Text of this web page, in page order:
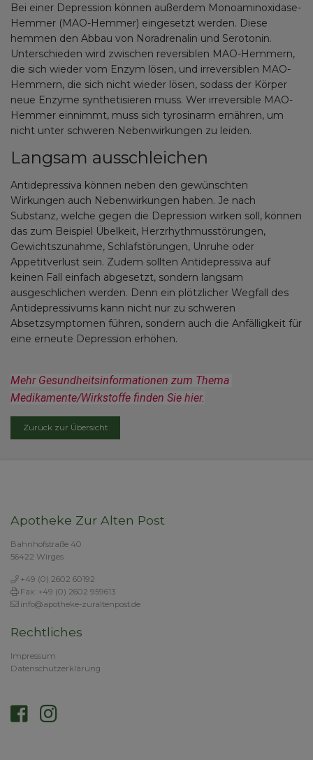
Zurück zur Übersicht
Bei einer Depression können außerdem Monoaminoxidase-
Hemmer (MAO-Hemmer) eingesetzt werden. Diese
hemmen den Abbau von Noradrenalin und Serotonin.
Unterschieden wird zwischen reversiblen MAO-Hemmern,
die sich wieder vom Enzym lösen, und irreversiblen MAO-
Hemmern, die sich nicht wieder lösen, sodass der Körper
neue Enzyme synthetisieren muss. Wer irreversible MAO-
Hemmer einnimmt, muss sich tyrosinarm ernähren, um
nicht unter schweren Nebenwirkungen zu leiden.
Langsam ausschleichen
Antidepressiva können neben den gewünschten
Wirkungen auch Nebenwirkungen haben. Je nach
Substanz, welche gegen die Depression wirken soll, können
das zum Beispiel Übelkeit, Herzrhythmusstörungen,
Gewichtszunahme, Schlafstörungen, Unruhe oder
Appetitverlust sein. Zudem sollten Antidepressiva auf
keinen Fall einfach abgesetzt, sondern langsam
ausgeschlichen werden. Denn ein plötzlicher Wegfall des
Antidepressivums kann nicht nur zu schweren
Absetzsymptomen führen, sondern auch die Anfälligkeit für
eine erneute Depression erhöhen.
Mehr Gesundheitsinformationen zum Thema
Medikamente/Wirkstoffe finden Sie hier.
Apotheke Zur Alten Post
Bahnhofstraße 40
56422 Wirges
+49 (0) 2602 60192
Fax: +49 (0) 2602 959613
info@apotheke-zuraltenpost.de
Rechtliches
Impressum
Datenschutzerklärung